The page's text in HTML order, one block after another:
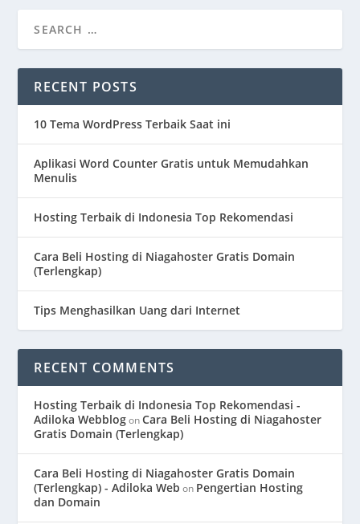
RECENT POSTS
10 Tema WordPress Terbaik Saat ini
Aplikasi Word Counter Gratis untuk Memudahkan
Menulis
Hosting Terbaik di Indonesia Top Rekomendasi
Cara Beli Hosting di Niagahoster Gratis Domain
(Terlengkap)
Tips Menghasilkan Uang dari Internet
RECENT COMMENTS
Hosting Terbaik di Indonesia Top Rekomendasi -
Adiloka WebblogonCara Beli Hosting di Niagahoster
Gratis Domain (Terlengkap)
Cara Beli Hosting di Niagahoster Gratis Domain
(Terlengkap) - Adiloka Web on Pengertian Hosting
dan Domain